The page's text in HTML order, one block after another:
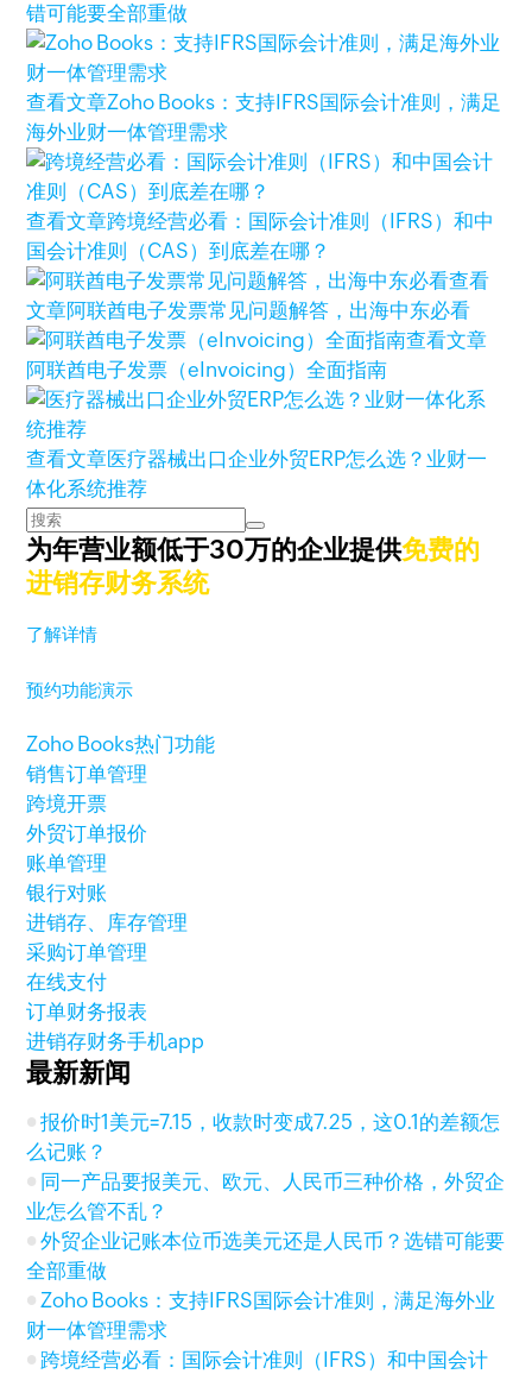
错可能要全部重做
查看文章Zoho Books：支持IFRS国际会计准则，满足
海外业财一体管理需求
查看文章跨境经营必看：国际会计准则（IFRS）和中
国会计准则（CAS）到底差在哪？
查看
文章阿联酋电子发票常见问题解答，出海中东必看
查看文章
阿联酋电子发票（eInvoicing）全面指南
查看文章医疗器械出口企业外贸ERP怎么选？业财一
体化系统推荐
为年营业额低于30万的企业提供免费的
进销存财务系统
了解详情
预约功能演示
Zoho Books热门功能
销售订单管理
跨境开票
外贸订单报价
账单管理
银行对账
进销存、库存管理
采购订单管理
在线支付
订单财务报表
进销存财务手机app
最新新闻
报价时1美元=7.15，收款时变成7.25，这0.1的差额怎
么记账？
同一产品要报美元、欧元、人民币三种价格，外贸企
业怎么管不乱？
外贸企业记账本位币选美元还是人民币？选错可能要
全部重做
Zoho Books：支持IFRS国际会计准则，满足海外业
财一体管理需求
跨境经营必看：国际会计准则（IFRS）和中国会计